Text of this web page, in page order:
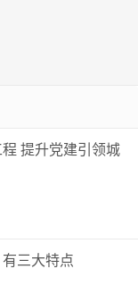
提升党建引领城
三大特点